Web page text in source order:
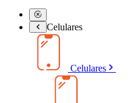
Celulares
Celulares